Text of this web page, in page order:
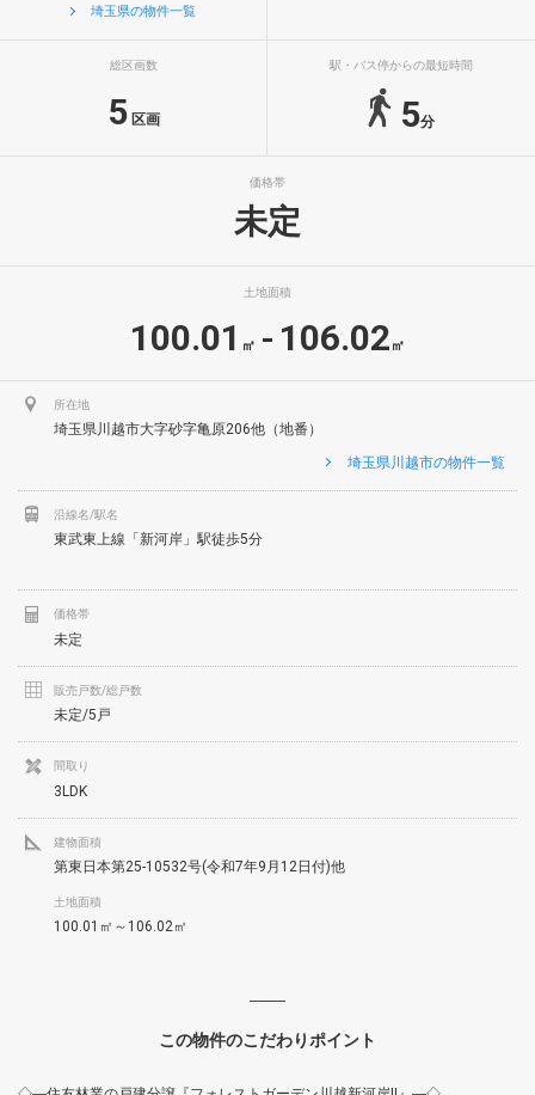
埼玉県の物件一覧
総区画数
5区画
駅・バス停からの最短時間
5分
価格帯
未定
土地面積
100.01 ㎡ - 106.02 ㎡
所在地
埼玉県川越市大字砂字亀原206他（地番）
埼玉県川越市の物件一覧
沿線名/駅名
東武東上線「新河岸」駅徒歩5分
価格帯
未定
販売戸数/総戸数
未定/5戸
間取り
3LDK
建物面積
第東日本第25-10532号(令和7年9月12日付)他
土地面積
100.01㎡～106.02㎡
この物件のこだわりポイント